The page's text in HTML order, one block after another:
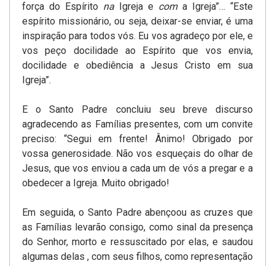
força do Espírito na Igreja e coma Igreja”… “Este
espírito missionário, ou seja, deixar-se enviar, é uma
inspiração para todos vós. Eu vos agradeço por ele, e
vos peço docilidade ao Espírito que vos envia,
docilidade e obediência a Jesus Cristo em sua
Igreja”.
E o Santo Padre concluiu seu breve discurso
agradecendo as Famílias presentes, com um convite
preciso: “Segui em frente! Ânimo! Obrigado por
vossa generosidade. Não vos esqueçais do olhar de
Jesus, que vos enviou a cada um de vós a pregar e a
obedecer a Igreja. Muito obrigado!
Em seguida, o Santo Padre abençoou as cruzes que
as Famílias levarão consigo, como sinal da presença
do Senhor, morto e ressuscitado por elas, e saudou
algumas delas , com seus filhos, como representação